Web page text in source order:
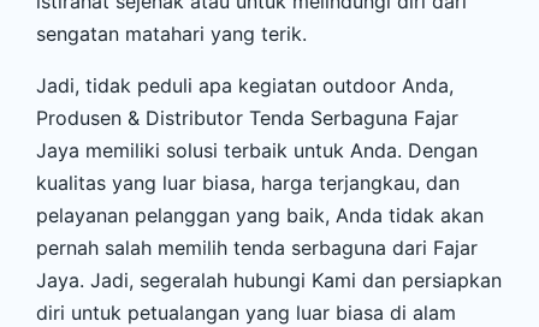
sengatan matahari yang terik.
Jadi, tidak peduli apa kegiatan outdoor Anda,
Produsen & Distributor Tenda Serbaguna Fajar
Jaya memiliki solusi terbaik untuk Anda. Dengan
kualitas yang luar biasa, harga terjangkau, dan
pelayanan pelanggan yang baik, Anda tidak akan
pernah salah memilih tenda serbaguna dari Fajar
Jaya. Jadi, segeralah hubungi Kami dan persiapkan
diri untuk petualangan yang luar biasa di alam